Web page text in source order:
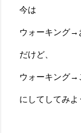
今は
ウォーキング
だけど、
ウォーキング
にしてしてみよ